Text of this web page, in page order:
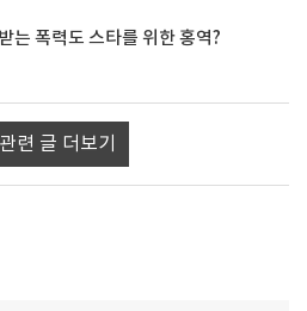
는 폭력도 스타를 위한 홍역?
련 글 더보기